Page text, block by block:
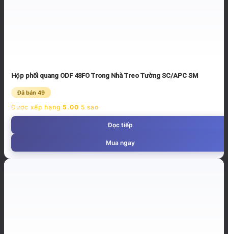
Hộp phối quang ODF 48FO Trong Nhà Treo Tường SC/APC SM
Đã bán 49
Được xếp hạng 5.00 5 sao
Đọc tiếp
Mua ngay